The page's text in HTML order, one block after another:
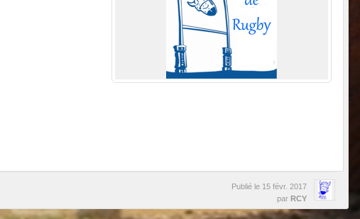
Publié le 15 févr. 2017
par RCY